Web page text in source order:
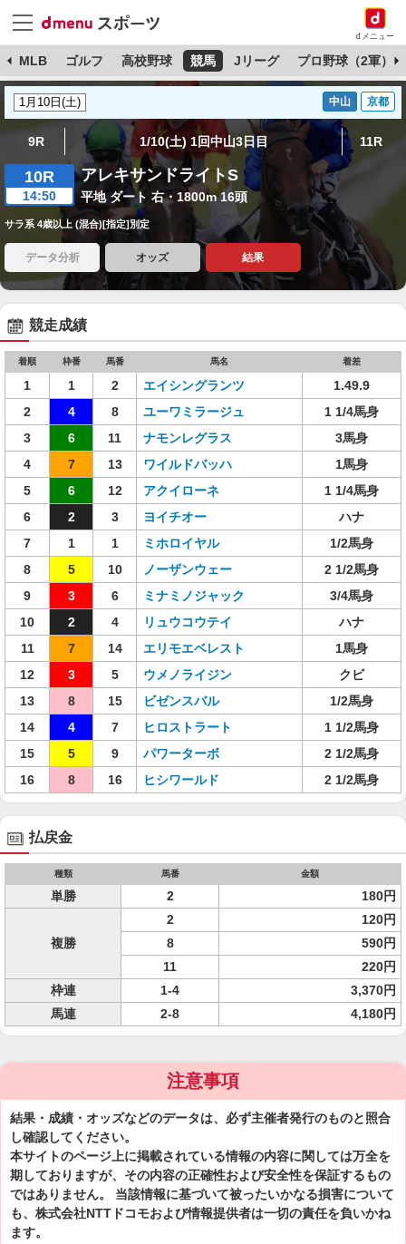
dメニュー
MLB ゴルフ 高校野球 競馬 Jリーグ プロ野球（2軍）
中山 京都
9R 1/10(土) 1回中山3日目 11R
10R
14:50
アレキサンドライトS
平地 ダート 右・1800m 16頭
サラ系 4歳以上 (混合)[指定]別定
データ分析 オッズ 結果
競走成績
着順 枠番 馬番 馬名 着差
1 1 2 エイシングランツ
1.49.9
2
4 8 ユーワミラージュ
1 1/4馬身
3
6 11 ナモンレグラス
3馬身
4
7 13 ワイルドバッハ
1馬身
5
6 12 アクイローネ
1 1/4馬身
6
2 3 ヨイチオー
ハナ
7
1 1 ミホロイヤル
1/2馬身
8
5 10 ノーザンウェー
2 1/2馬身
9
3 6 ミナミノジャック
3/4馬身
10
2 4 リュウコウテイ
ハナ
11
7 14 エリモエベレスト
1馬身
12
3 5 ウメノライジン
クビ
13
8 15 ビゼンスバル
1/2馬身
14
4 7 ヒロストラート
1 1/2馬身
15
5 9 パワーターボ
2 1/2馬身
16
8 16 ヒシワールド 2 1/2馬身
払戻金
種類 馬番 金額
単勝 2 180円
複勝
2
120円
8
590円
11
220円
枠連
1-4
3,370円
馬連
2-8 4,180円
注意事項
結果・成績・オッズなどのデータは、必ず主催者発行のものと照合
し確認してください。
本サイトのページ上に掲載されている情報の内容に関しては万全を
期しておりますが、その内容の正確性および安全性を保証するもの
ではありません。 当該情報に基づいて被ったいかなる損害について
も、株式会社NTTドコモおよび情報提供者は一切の責任を負いかね
ます。